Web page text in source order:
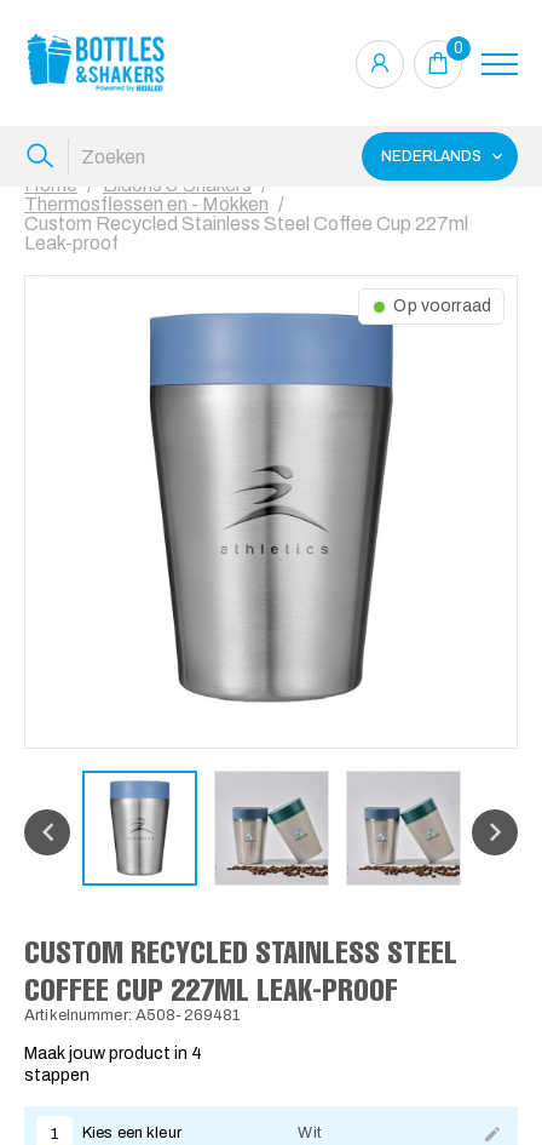
0
NEDERLANDS
Home
Bidons & Shakers
Thermosflessen en - Mokken
Custom Recycled Stainless Steel Coffee Cup 227ml
Leak-proof
Op voorraad
CUSTOM RECYCLED STAINLESS STEEL
COFFEE CUP 227ML LEAK-PROOF
Artikelnummer: A508-269481
Maak jouw product in 4
stappen
1 Kies een kleur Wit